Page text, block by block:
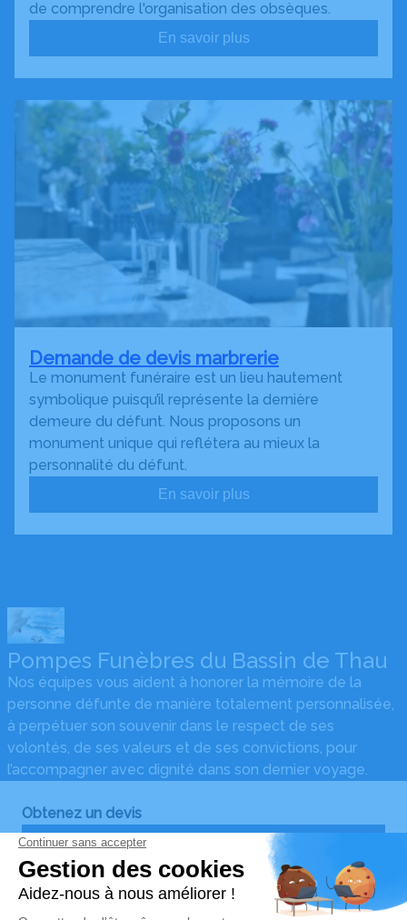
de comprendre l'organisation des obsèques.
En savoir plus
Demande de devis marbrerie
Le monument funéraire est un lieu hautement
symbolique puisqu’il représente la dernière
demeure du défunt. Nous proposons un
monument unique qui reflétera au mieux la
personnalité du défunt.
En savoir plus
Pompes Funèbres du Bassin de Thau
Nos équipes vous aident à honorer la mémoire de la
personne défunte de manière totalement personnalisée,
à perpétuer son souvenir dans le respect de ses
volontés, de ses valeurs et de ses convictions, pour
l’accompagner avec dignité dans son dernier voyage.
Obtenez un devis
Devis prévoyance
Devis marbrerie